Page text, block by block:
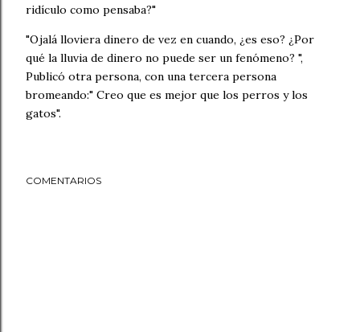
ridículo como pensaba?"
"Ojalá lloviera dinero de vez en cuando, ¿es eso? ¿Por
qué la lluvia de dinero no puede ser un fenómeno? ",
Publicó otra persona, con una tercera persona
bromeando:" Creo que es mejor que los perros y los
gatos".
COMENTARIOS